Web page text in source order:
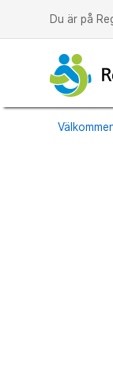
Du är på